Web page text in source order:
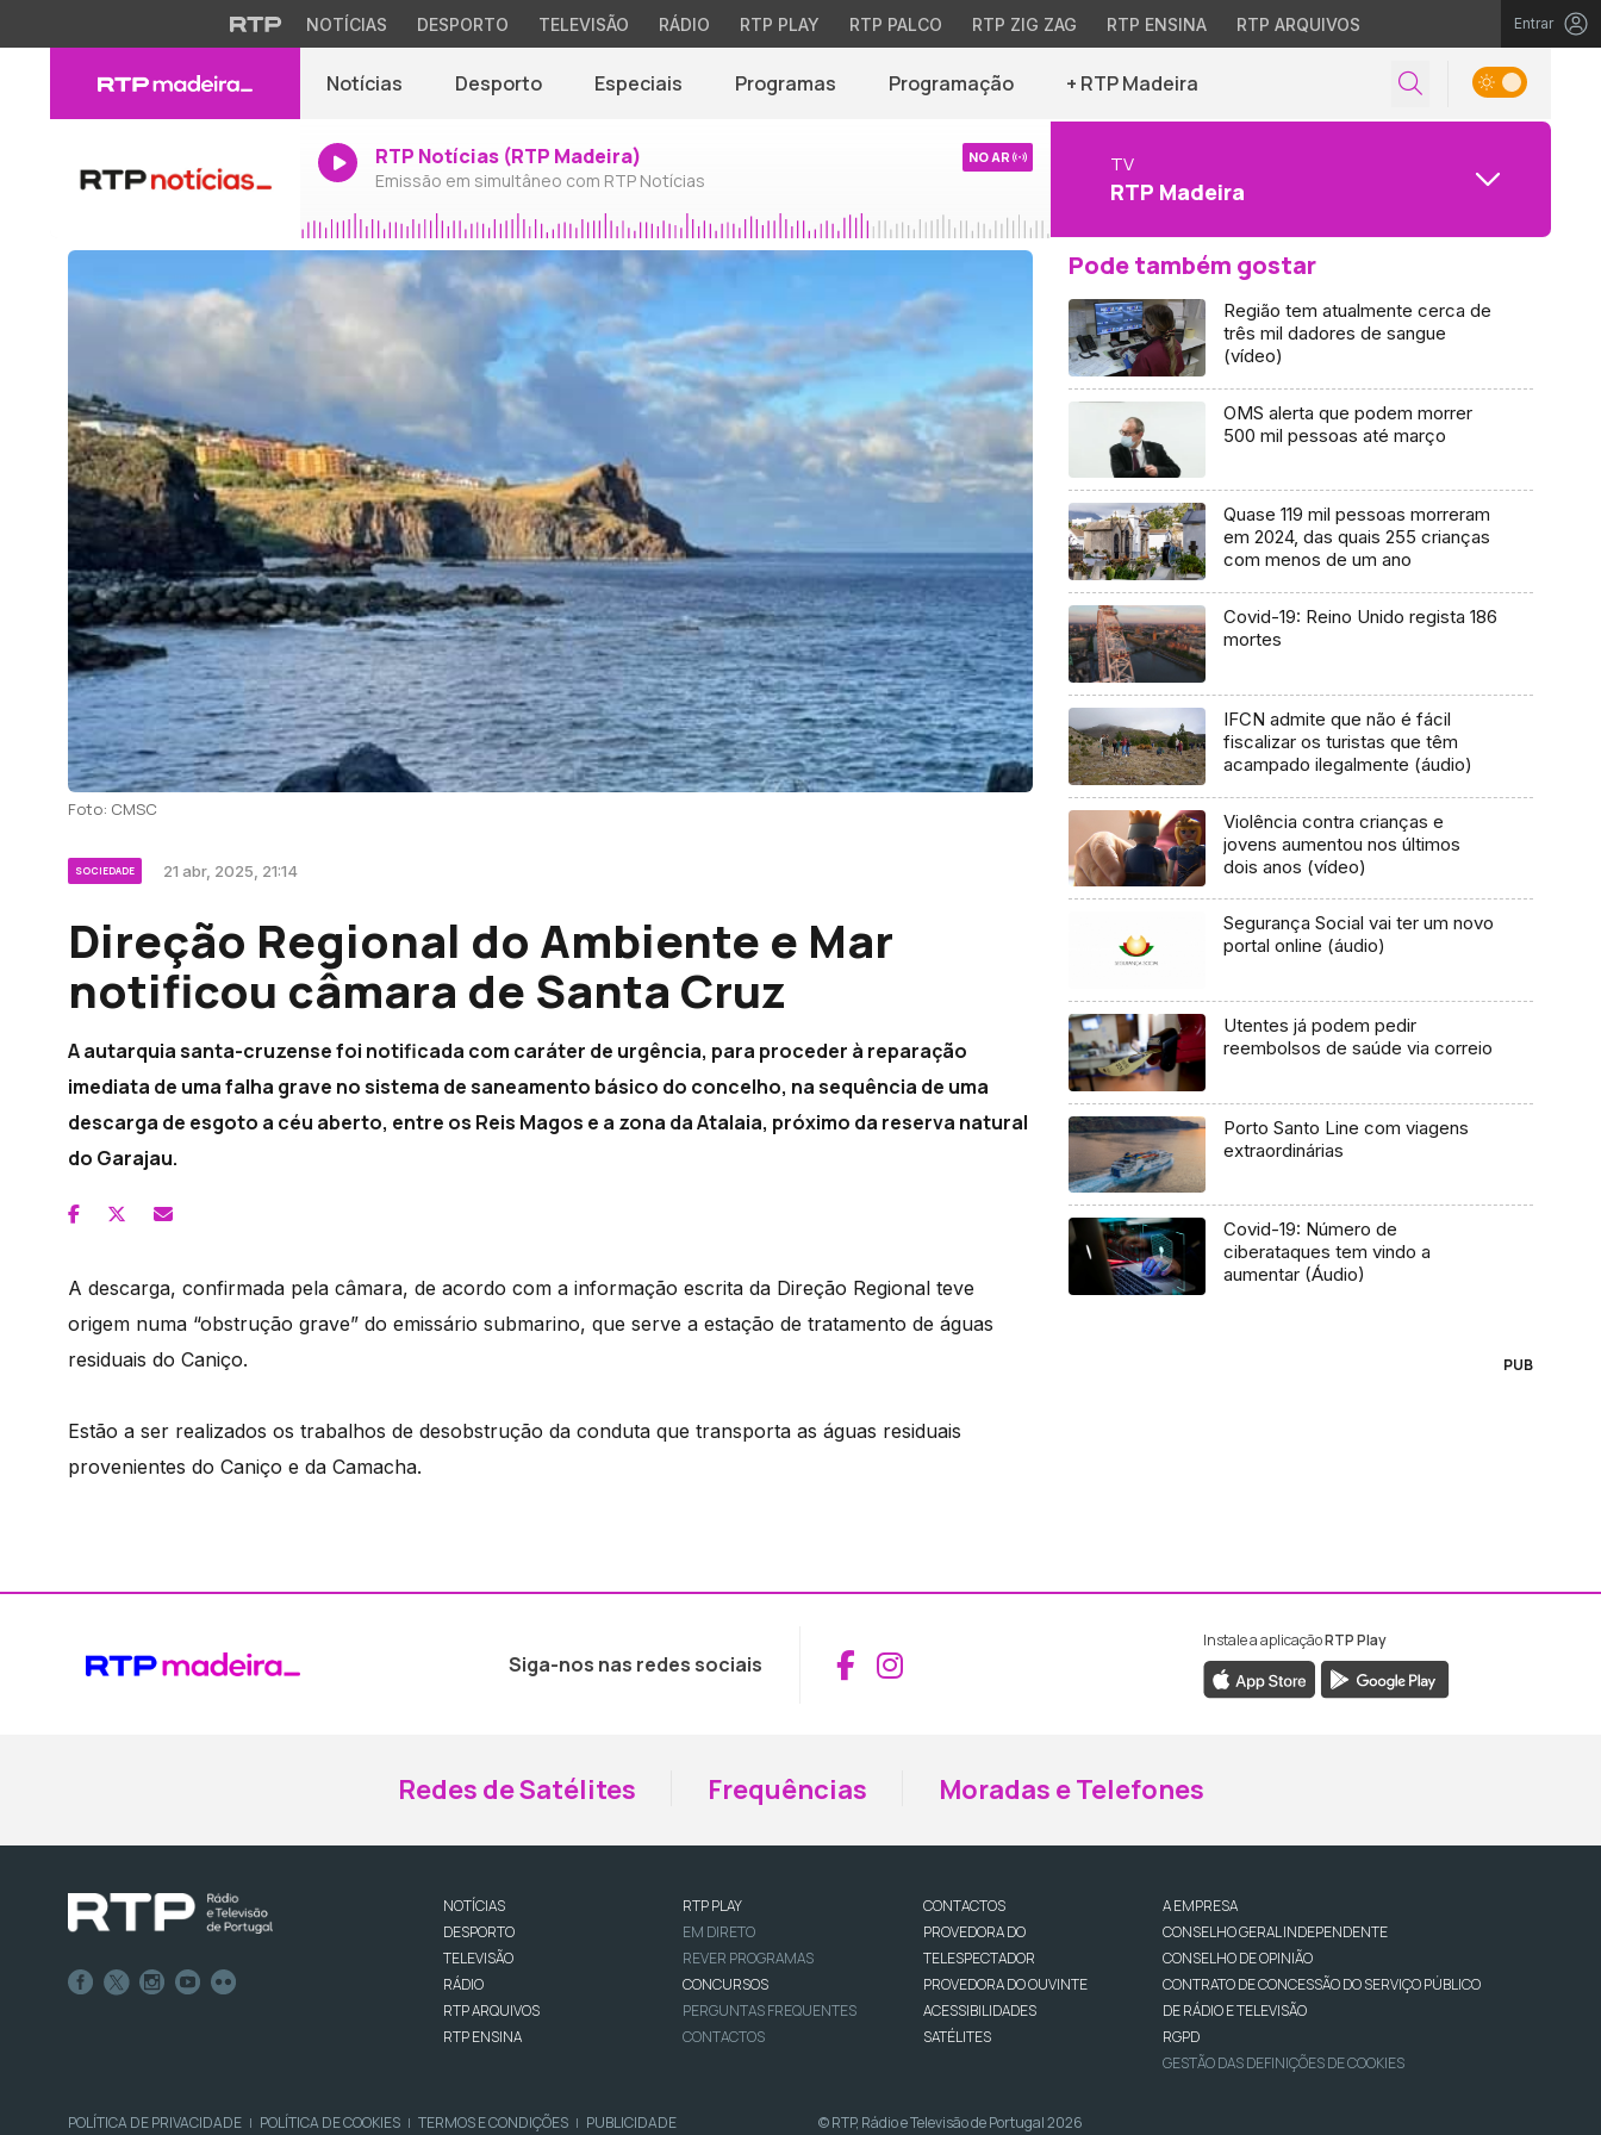
NOTÍCIAS DESPORTO TELEVISÃO RÁDIO RTP PLAY RTP PALCO RTP ZIG ZAG RTP ENSINA RTP ARQUIVOS Entrar
Notícias Desporto Especiais Programas Programação + RTP Madeira
RTP Notícias (RTP Madeira)
Emissão em simultâneo com RTP Notícias
NO AR TV
RTP Madeira
Foto: CMSC
SOCIEDADE 21 abr, 2025, 21:14
Direção Regional do Ambiente e Mar
notificou câmara de Santa Cruz
A autarquia santa-cruzense foi notificada com caráter de urgência, para proceder à reparação
imediata de uma falha grave no sistema de saneamento básico do concelho, na sequência de uma
descarga de esgoto a céu aberto, entre os Reis Magos e a zona da Atalaia, próximo da reserva natural
do Garajau.
A descarga, confirmada pela câmara, de acordo com a informação escrita da Direção Regional teve
origem numa “obstrução grave” do emissário submarino, que serve a estação de tratamento de águas
residuais do Caniço.
Estão a ser realizados os trabalhos de desobstrução da conduta que transporta as águas residuais
provenientes do Caniço e da Camacha.
Pode também gostar
Região tem atualmente cerca de
três mil dadores de sangue
(vídeo)
OMS alerta que podem morrer
500 mil pessoas até março
Quase 119 mil pessoas morreram
em 2024, das quais 255 crianças
com menos de um ano
Covid-19: Reino Unido regista 186
mortes
IFCN admite que não é fácil
fiscalizar os turistas que têm
acampado ilegalmente (áudio)
Violência contra crianças e
jovens aumentou nos últimos
dois anos (vídeo)
Segurança Social vai ter um novo
portal online (áudio)
Utentes já podem pedir
reembolsos de saúde via correio
Porto Santo Line com viagens
extraordinárias
Covid-19: Número de
ciberataques tem vindo a
aumentar (Áudio)
PUB
Siga-nos nas redes sociais Aceder ao Facebook da RTP Madeira
Aceder ao Instagram da RTP Madeira
Instale a aplicaçãoRTP Play
Redes de Satélites Frequências Moradas e Telefones
NOTÍCIAS
DESPORTO
TELEVISÃO
RÁDIO
RTP ARQUIVOS
RTP ENSINA
RTP PLAY
EM DIRETO
REVER PROGRAMAS
CONCURSOS
PERGUNTAS FREQUENTES
CONTACTOS
CONTACTOS
PROVEDORA DO
TELESPECTADOR
PROVEDORA DO OUVINTE
ACESSIBILIDADES
SATÉLITES
A EMPRESA
CONSELHO GERAL INDEPENDENTE
CONSELHO DE OPINIÃO
CONTRATO DE CONCESSÃO DO SERVIÇO PÚBLICO
DE RÁDIO E TELEVISÃO
RGPD
GESTÃO DAS DEFINIÇÕES DE COOKIES
POLÍTICA DE PRIVACIDADE | POLÍTICA DE COOKIES | TERMOS E CONDIÇÕES | PUBLICIDADE © RTP, Rádio e Televisão de Portugal 2026